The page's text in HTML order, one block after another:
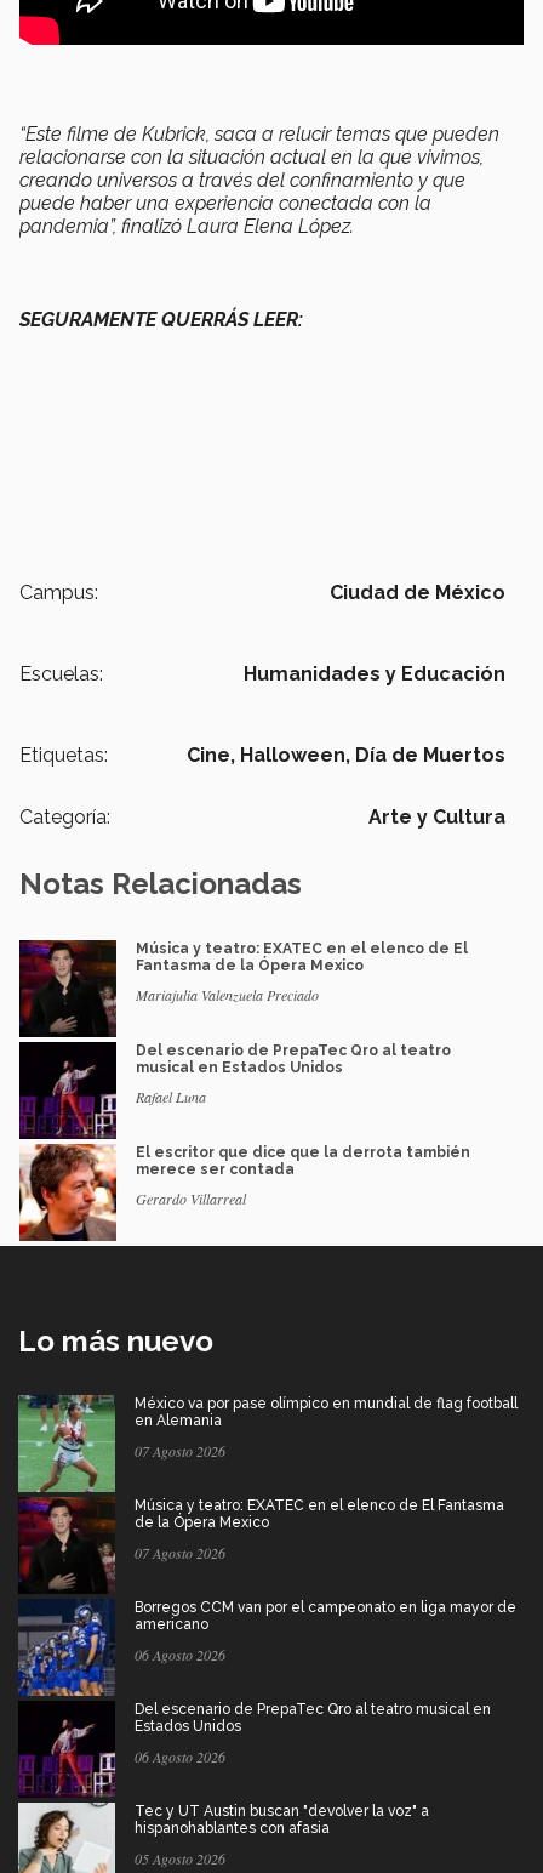
“Este filme de Kubrick, saca a relucir temas que pueden
relacionarse con la situación actual en la que vivimos,
creando universos a través del confinamiento y que
puede haber una experiencia conectada con la
pandemia”, finalizó Laura Elena López.
SEGURAMENTE QUERRÁS LEER:
Campus: Ciudad de México
Escuelas: Humanidades y Educación
Etiquetas: Cine, Halloween, Día de Muertos
Categoría: Arte y Cultura
Notas Relacionadas
Música y teatro: EXATEC en el elenco de El
Fantasma de la Ópera Mexico
Mariajulia Valenzuela Preciado
Del escenario de PrepaTec Qro al teatro
musical en Estados Unidos
Rafael Luna
El escritor que dice que la derrota también
merece ser contada
Gerardo Villarreal
Lo más nuevo
México va por pase olímpico en mundial de flag football
en Alemania
07 Agosto 2026
Música y teatro: EXATEC en el elenco de El Fantasma
de la Ópera Mexico
07 Agosto 2026
Borregos CCM van por el campeonato en liga mayor de
americano
06 Agosto 2026
Del escenario de PrepaTec Qro al teatro musical en
Estados Unidos
06 Agosto 2026
Tec y UT Austin buscan "devolver la voz" a
hispanohablantes con afasia
05 Agosto 2026